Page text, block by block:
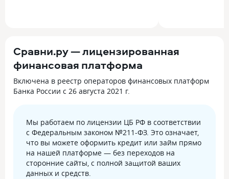
Сравни.ру — лицензированная
финансовая платформа
Включена в реестр операторов финансовых платформ
Банка России с 26 августа 2021 г.
Мы работаем по лицензии ЦБ РФ в соответствии
с Федеральным законом №211-ФЗ. Это означает,
что вы можете оформить кредит или займ прямо
на нашей платформе — без переходов на
сторонние сайты, с полной защитой ваших
данных и средств.